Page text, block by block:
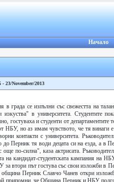
Начало
- 23/November/2013
града се изпълни със свежестта на
в университета. Студентите
гостуваха и студенти от департаментите
НБУ, но аз имам чувството, че тя винаги
контакти с университета.
Перник тя води децата си на езда, а в
по-силна", каза актрисата.
на кандидат-студентската кампания на
за втори път гостува със свои изложби в
община Перник Славчо Чанев откри
припомни, че Община Перник и НБУ